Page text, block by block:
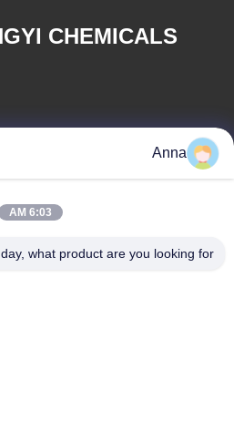
CHEMICALS
wfmbeide@163.com
Anna
6:03 AM
what product are you looking for?